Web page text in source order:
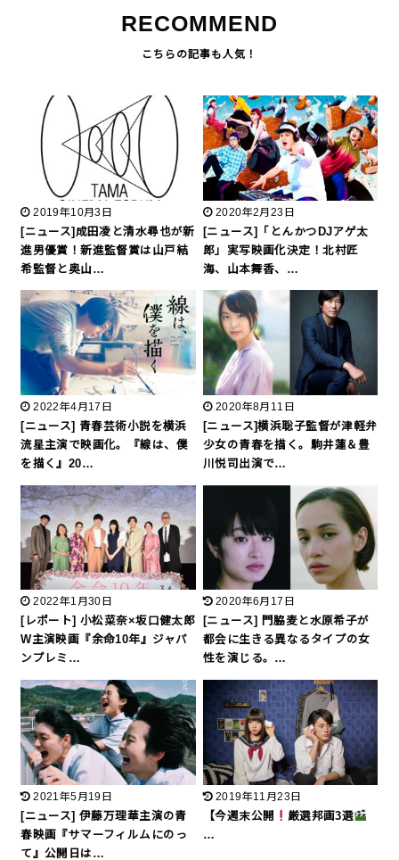
RECOMMEND
2019年10月3日
[ニュース]成田凌と清水尋也が新
進男優賞！新進監督賞は山戸結
希監督と奥山…
2020年2月23日
[ニュース]「とんかつDJアゲ太
郎」実写映画化決定！北村匠
海、山本舞香、…
2022年4月17日
[ニュース] 青春芸術小説を横浜
流星主演で映画化。『線は、僕
を描く』20…
2020年8月11日
[ニュース]横浜聡子監督が津軽弁
少女の青春を描く。駒井蓮＆豊
川悦司出演で…
2022年1月30日
[レポート] 小松菜奈×坂口健太郎
W主演映画『余命10年』ジャパ
ンプレミ…
2020年6月17日
[ニュース] 門脇麦と水原希子が
都会に生きる異なるタイプの女
性を演じる。…
2021年5月19日
[ニュース] 伊藤万理華主演の青
春映画『サマーフィルムにのっ
て』公開日は…
2019年11月23日
【今週末公開
厳選邦画3選
…